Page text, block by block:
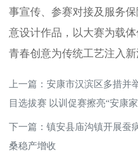
事宣传、参赛对接及服务
意设计作品，以大赛为载
青春创意为传统工艺注入新
上一篇： 安康市汉滨区多措并
目选拔赛 以训促赛擦亮“安康
下一篇： 镇安县庙沟镇开展蚕
桑稳产增收